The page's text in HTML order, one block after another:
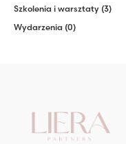
Szkolenia i warsztaty (3)
Wydarzenia (0)